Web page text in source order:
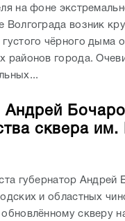
на фоне
Волгограда возник
чёрного дыма
районов города.
Андрей
сквера им.
губернатор Андрей
и областных
скверу